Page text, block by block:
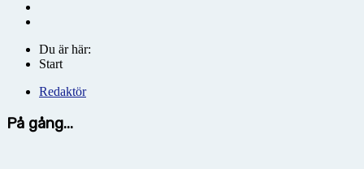
Du är här:
Start
Redaktör
På gång...